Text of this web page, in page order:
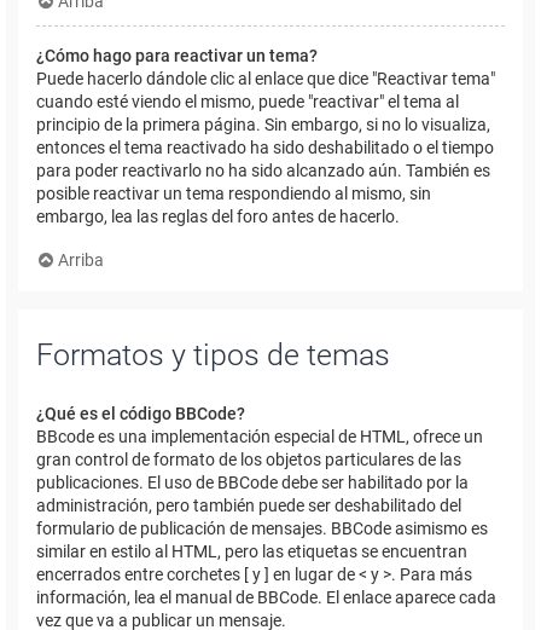
¿Cómo hago para reactivar un tema?
Puede hacerlo dándole clic al enlace que dice "Reactivar tema"
cuando esté viendo el mismo, puede "reactivar" el tema al
principio de la primera página. Sin embargo, si no lo visualiza,
entonces el tema reactivado ha sido deshabilitado o el tiempo
para poder reactivarlo no ha sido alcanzado aún. También es
posible reactivar un tema respondiendo al mismo, sin
embargo, lea las reglas del foro antes de hacerlo.
Arriba
Formatos y tipos de temas
¿Qué es el código BBCode?
BBcode es una implementación especial de HTML, ofrece un
gran control de formato de los objetos particulares de las
publicaciones. El uso de BBCode debe ser habilitado por la
administración, pero también puede ser deshabilitado del
formulario de publicación de mensajes. BBCode asimismo es
similar en estilo al HTML, pero las etiquetas se encuentran
encerrados entre corchetes [ y ] en lugar de < y >. Para más
información, lea el manual de BBCode. El enlace aparece cada
vez que va a publicar un mensaje.